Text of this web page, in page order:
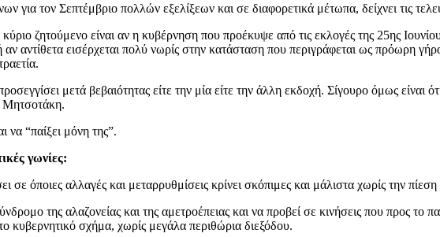
για τον Σεπτέμβριο πολλών εξελίξεων και σε διαφορετικά μέτωπα, δείχνει τις
ζητούμενο είναι αν η κυβέρνηση που προέκυψε από τις εκλογές της 25ης
αντίθετα εισέρχεται πολύ νωρίς στην κατάσταση που περιγράφεται ως πρόωρη
μετά βεβαιότητας είτε την μία είτε την άλλη εκδοχή. Σίγουρο όμως είναι
Μητσοτάκη.
να “παίξει μόνη της”.
γωνίες:
όποιες αλλαγές και μεταρρυθμίσεις κρίνει σκόπιμες και μάλιστα χωρίς την πίεση
της αλαζονείας και της αμετροέπειας και να προβεί σε κινήσεις που προς
σχήμα, χωρίς μεγάλα περιθώρια διεξόδου.